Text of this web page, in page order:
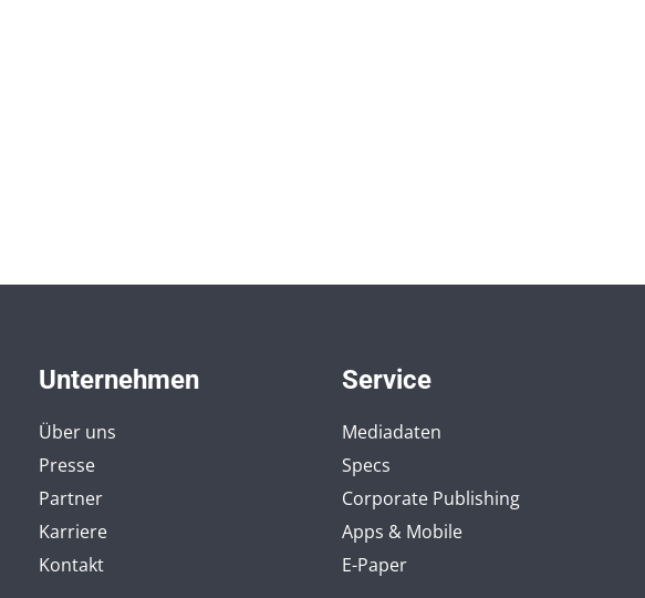
Unternehmen
Über uns
Presse
Partner
Karriere
Kontakt
Service
Mediadaten
Specs
Corporate Publishing
Apps & Mobile
E-Paper